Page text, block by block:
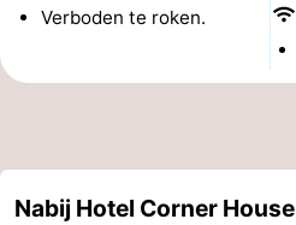
doen
-
Monumenten
-
Verboden te roken.
Nabij Hotel Corner House